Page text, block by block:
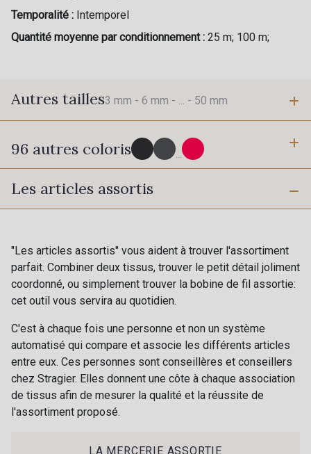
Temporalité : Intemporel
Quantité moyenne par conditionnement : 25 m; 100 m;
Autres tailles3 mm - 6 mm - ... - 50 mm
3 mm
10 mm
96 autres coloris ...
725 - 725 Noir
30 - 30 Silver 401 - 401 Blanc
405 - 405 Porcelaine
23 - 23 Natural
09 - 09 Crème
Les articles assortis
"Les articles assortis" vous aident à trouver l'assortiment
parfait. Combiner deux tissus, trouver le petit détail joliment
coordonné, ou simplement trouver la bobine de fil assortie:
cet outil vous servira au quotidien.
C'est à chaque fois une personne et non un système
automatisé qui compare et associe les différents articles
entre eux. Ces personnes sont conseillères et conseillers
chez Stragier. Elles donnent une côte à chaque association
de tissus afin de mesurer la qualité et la réussite de
l'assortiment proposé.
LA MERCERIE ASSORTIE